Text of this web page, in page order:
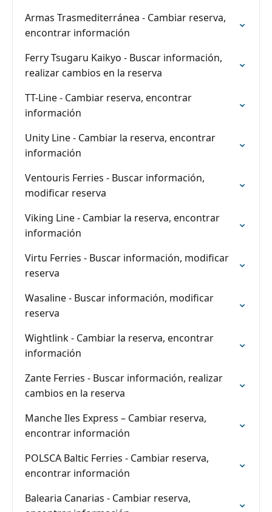
Armas Trasmediterránea - Cambiar reserva,
encontrar información
Ferry Tsugaru Kaikyo - Buscar información,
realizar cambios en la reserva
TT-Line - Cambiar reserva, encontrar
información
Unity Line - Cambiar la reserva, encontrar
información
Ventouris Ferries - Buscar información,
modificar reserva
Viking Line - Cambiar la reserva, encontrar
información
Virtu Ferries - Buscar información, modificar
reserva
Wasaline - Buscar información, modificar
reserva
Wightlink - Cambiar la reserva, encontrar
información
Zante Ferries - Buscar información, realizar
cambios en la reserva
Manche Iles Express – Cambiar reserva,
encontrar información
POLSCA Baltic Ferries - Cambiar reserva,
encontrar información
Balearia Canarias - Cambiar reserva,